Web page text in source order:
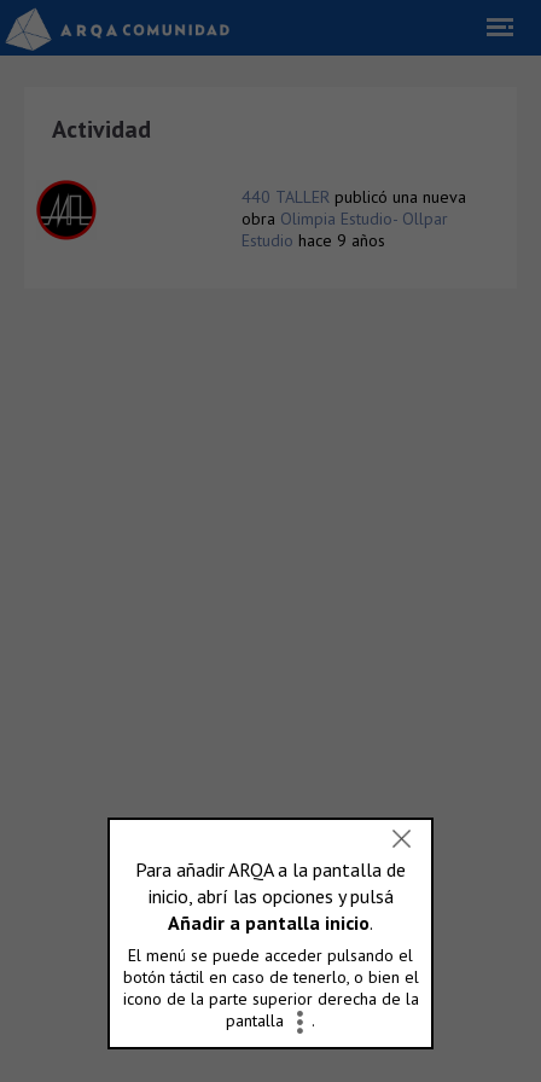
Actividad
440 TALLER publicó una nueva
obra Olimpia Estudio- Ollpar
Estudio hace 9 años